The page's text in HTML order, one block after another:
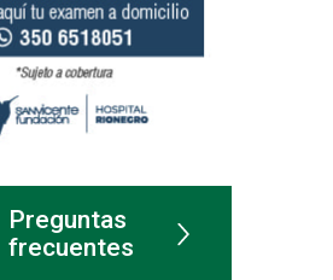
Preguntas
frecuentes